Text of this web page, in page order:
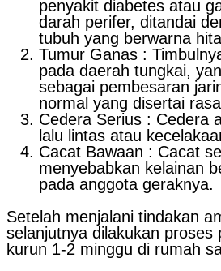
penyakit diabetes atau
darah perifer, ditandai
tubuh yang berwarna
Tumur Ganas :
pada daerah tungkai,
sebagai pembesaran
normal yang disertai
Cedera Serius : Cedera
lalu lintas atau
Cacat Bawaan : Cacat
menyebabkan kelainan
pada anggota geraknya.
Setelah menjalani tindakan
selanjutnya dilakukan proses
kurun 1-2 minggu di rumah